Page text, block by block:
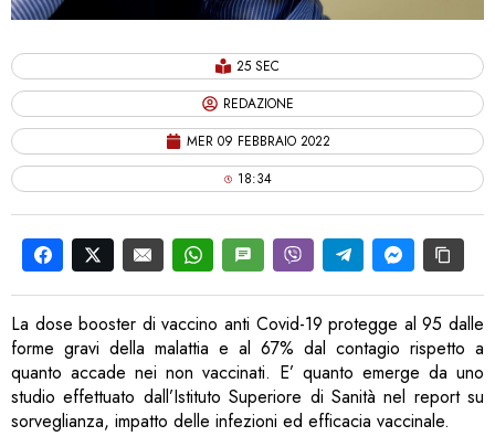
25 SEC
REDAZIONE
MER 09 FEBBRAIO 2022
18:34
La dose booster di vaccino anti Covid-19 protegge al 95 dalle
forme gravi della malattia e al 67% dal contagio rispetto a
quanto accade nei non vaccinati. E’ quanto emerge da uno
studio effettuato dall’Istituto Superiore di Sanità nel report su
sorveglianza, impatto delle infezioni ed efficacia vaccinale.